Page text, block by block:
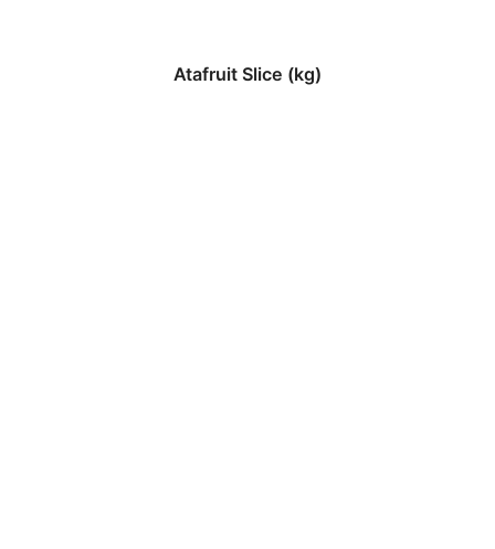
Atafruit Slice (kg)